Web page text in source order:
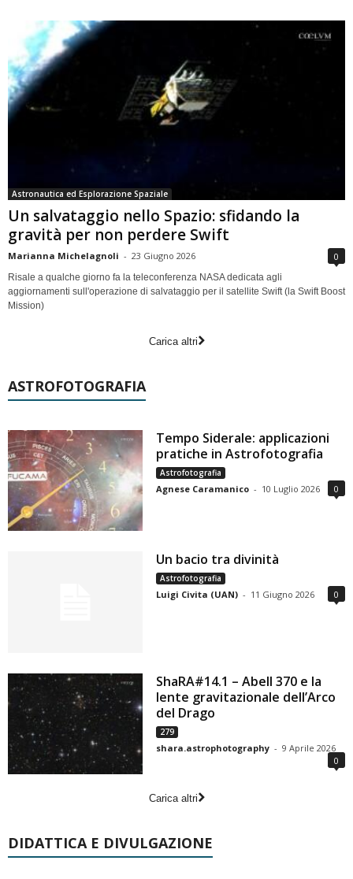
Astronautica ed Esplorazione Spaziale
Un salvataggio nello Spazio: sfidando la
gravità per non perdere Swift
Marianna Michelagnoli - 23 Giugno 2026 0
Risale a qualche giorno fa la teleconferenza NASA dedicata agli
aggiornamenti sull'operazione di salvataggio per il satellite Swift (la Swift Boost
Mission)
Carica altri
ASTROFOTOGRAFIA
Tempo Siderale: applicazioni
pratiche in Astrofotografia
Astrofotografia
Agnese Caramanico - 10 Luglio 2026 0
Un bacio tra divinità
Astrofotografia
Luigi Civita (UAN) - 11 Giugno 2026 0
ShaRA#14.1 – Abell 370 e la
lente gravitazionale dell’Arco
del Drago
279
shara.astrophotography - 9 Aprile 2026
0
Carica altri
DIDATTICA E DIVULGAZIONE